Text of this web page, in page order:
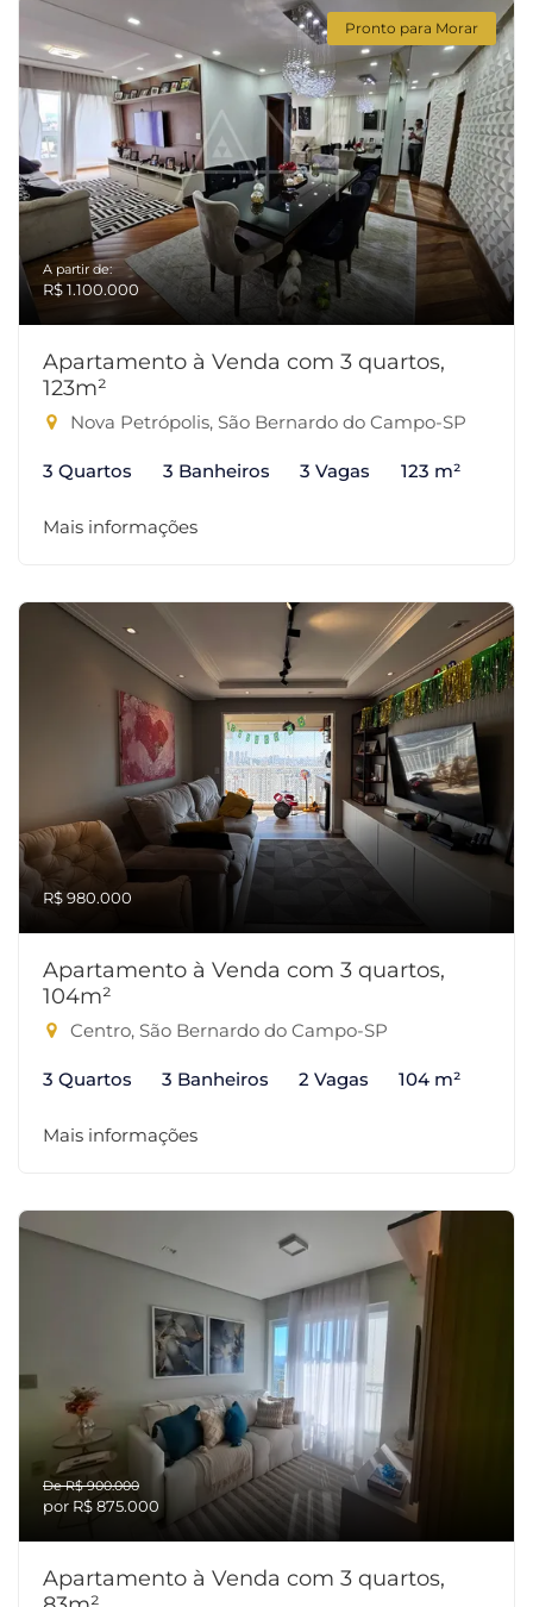
Pronto para Morar
A partir de:
R$ 1.100.000
Apartamento à Venda com 3 quartos,
123m²
Nova Petrópolis, São Bernardo do Campo-SP
3 Quartos 3 Banheiros 3 Vagas 123 m²
Mais informações
R$ 980.000
Apartamento à Venda com 3 quartos,
104m²
Centro, São Bernardo do Campo-SP
3 Quartos 3 Banheiros 2 Vagas 104 m²
Mais informações
De R$ 900.000
por R$ 875.000
Apartamento à Venda com 3 quartos,